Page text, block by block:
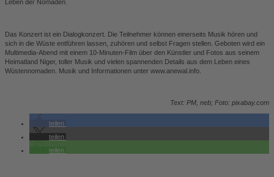
Leben der Nomaden.
Das Konzert ist ein Dialogkonzert . Die Teilnehmer können einerseits Musik hören und
sich in die Wüste entführen lassen, zuhören und selbst Fragen stellen. Geboten wird ein
Multimedia-Abend mit einem 10-Minuten-Film über den Künstler und Fotos aus seinem
Heimatland Niger, toller Musik und vielen spannenden Details aus dem Leben eines
Wüstennomaden. Musik und Informationen unter www.anewal.info.
Text: PM, neb; Foto: pixabay.com
teilen
teilen
teilen